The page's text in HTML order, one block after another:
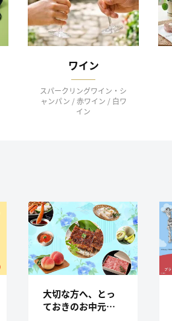
ワイン
スパークリングワイン・シ
ャンパン / 赤ワイン / 白ワ
イン
大切な方へ、とっ
ておきのお中元・